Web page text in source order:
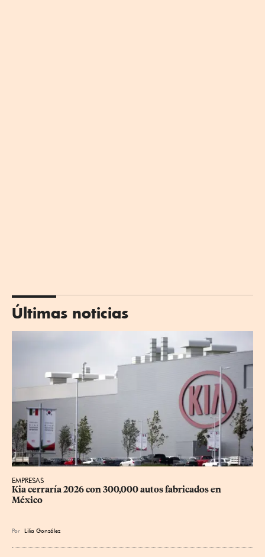
Últimas noticias
EMPRESAS
Kia cerraría 2026 con 300,000 autos fabricados en
México
Por Lilia González